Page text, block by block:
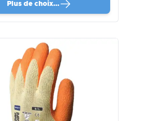
Plus de choix…